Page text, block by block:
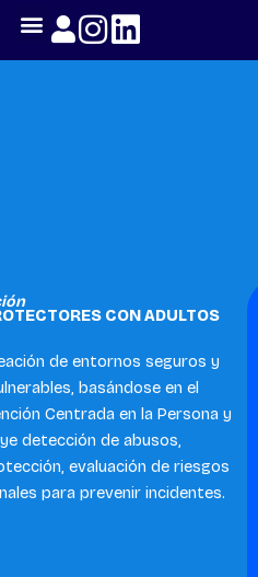
CON ADULTOS
de entornos seguros y
basándose en el
Centrada en la Persona y
detección de abusos,
evaluación de riesgos
para prevenir incidentes.